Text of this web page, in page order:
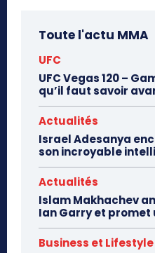
Toute l'actu MMA
UFC
UFC Vegas 120 –
qu’il faut savoir
Actualités
Israel Adesanya
son incroyable
Actualités
Islam Makhachev
Ian Garry et
Business et Lifestyle